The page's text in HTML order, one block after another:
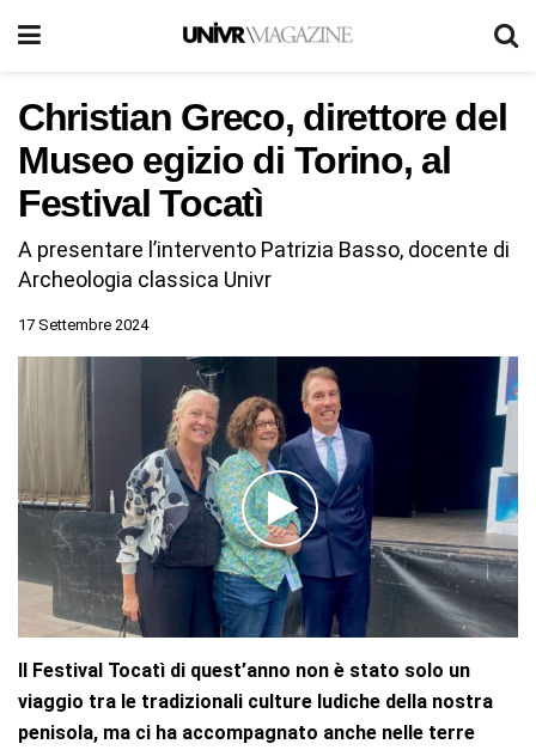
Christian Greco, direttore del
Museo egizio di Torino, al
Festival Tocatì
A presentare l’intervento Patrizia Basso, docente di
Archeologia classica Univr
17 Settembre 2024
Il Festival Tocatì di quest’anno non è stato solo un
viaggio tra le tradizionali culture ludiche della nostra
penisola, ma ci ha accompagnato anche nelle terre